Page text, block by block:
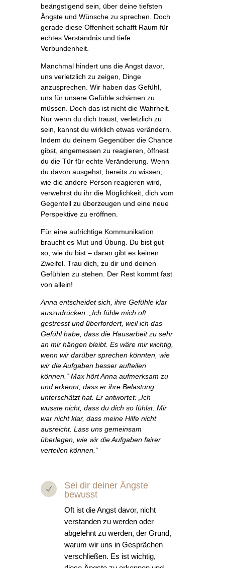
beängstigend sein, über deine tiefsten
Ängste und Wünsche zu sprechen. Doch
gerade diese Offenheit schafft Raum für
echtes Verständnis und tiefe
Verbundenheit.
Manchmal hindert uns die Angst davor,
uns verletzlich zu zeigen, Dinge
anzusprechen. Wir haben das Gefühl,
uns für unsere Gefühle schämen zu
müssen. Doch das ist nicht die Wahrheit.
Nur wenn du dich traust, verletzlich zu
sein, kannst du wirklich etwas verändern.
Indem du deinem Gegenüber die Chance
gibst, angemessen zu reagieren, öffnest
du die Tür für echte Veränderung. Wenn
du davon ausgehst, bereits zu wissen,
wie die andere Person reagieren wird,
verwehrst du ihr die Möglichkeit, dich vom
Gegenteil zu überzeugen und eine neue
Perspektive zu eröffnen.
Für eine aufrichtige Kommunikation
braucht es Mut und Übung. Du bist gut
so, wie du bist – daran gibt es keinen
Zweifel. Trau dich, zu dir und deinen
Gefühlen zu stehen. Der Rest kommt fast
von allein!
Anna entscheidet sich, ihre Gefühle klar
auszudrücken: „Ich fühle mich oft
gestresst und überfordert, weil ich das
Gefühl habe, dass die Hausarbeit zu sehr
an mir hängen bleibt. Es wäre mir wichtig,
wenn wir darüber sprechen könnten, wie
wir die Aufgaben besser aufteilen
können.“ Max hört Anna aufmerksam zu
und erkennt, dass er ihre Belastung
unterschätzt hat. Er antwortet: „Ich
wusste nicht, dass du dich so fühlst. Mir
war nicht klar, dass meine Hilfe nicht
ausreicht. Lass uns gemeinsam
überlegen, wie wir die Aufgaben fairer
verteilen können.“
N
Sei dir deiner Ängste
bewusst
Oft ist die Angst davor, nicht
verstanden zu werden oder
abgelehnt zu werden, der Grund,
warum wir uns in Gesprächen
verschließen. Es ist wichtig,